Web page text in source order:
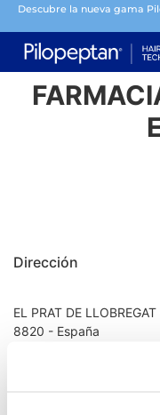
Descubre la nueva gama
Dirección
EL PRAT DE
8820 - España